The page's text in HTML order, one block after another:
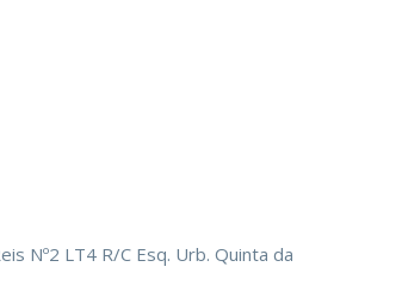
Nº2 LT4 R/C Esq. Urb. Quinta da